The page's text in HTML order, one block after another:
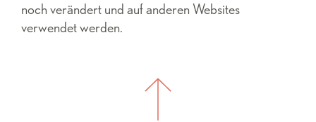
noch verändert und auf anderen Websites
verwendet werden.